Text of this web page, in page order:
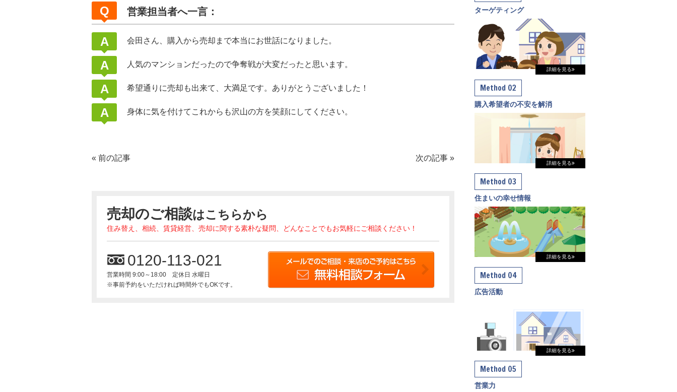
営業担当者へ一言：
会田さん、購入から売却まで本当にお世話になりました。
人気のマンションだったので争奪戦が大変だったと思います。
希望通りに売却も出来て、大満足です。ありがとうございました！
身体に気を付けてこれからも沢山の方を笑顔にしてください。
« 前の記事 次の記事 »
売却のご相談はこちらから
住み替え、相続、賃貸経営、売却に関する素朴な疑問、どんなことでもお気軽にご相談ください！
0120-113-021
営業時間 9:00～18:00 定休日 水曜日
※事前予約をいただければ時間外でもOKです。
ターゲティング
詳細を見る
Method 02
購入希望者の不安を解消
詳細を見る
Method 03
住まいの幸せ情報
詳細を見る
Method 04
広告活動
詳細を見る
Method 05
営業力